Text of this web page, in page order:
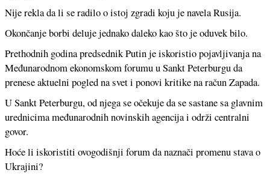
Nije rekla da li se radilo o istoj zgradi koju je navela Rusija.
Okončanje borbi deluje jednako daleko kao što je oduvek bilo.
Prethodnih godina predsednik Putin je iskoristio pojavljivanja na
Međunarodnom ekonomskom forumu u Sankt Peterburgu da
prenese aktuelni pogled na svet i ponovi kritike na račun Zapada.
U Sankt Peterburgu, od njega se očekuje da se sastane sa glavnim
urednicima međunarodnih novinskih agencija i održi centralni
govor.
Hoće li iskoristiti ovogodišnji forum da naznači promenu stava o
Ukrajini?